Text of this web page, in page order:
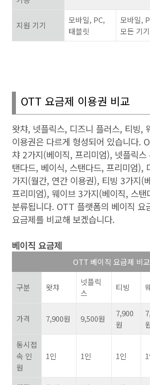
지원 기기
모바일, PC,
태블릿
모바일,
모든 기기
OTT 요금제 이용권 비교
왓챠, 넷플릭스, 디즈니 플러스, 티빙,
이용권은 다르게 형성되어 있습니다.
챠 2가지(베이직, 프리미엄), 넷플릭스
탠다드, 베이식, 스탠다드, 프리미엄),
가지(월간, 연간 이용권), 티빙 3가지(
프리미엄), 웨이브 3가지(베이직, 스
분류됩니다. OTT 플랫폼의 베이직 요
요금제를 비교해 보겠습니다.
베이직 요금제
OTT 베이직 요금제 비교
구분 왓챠
넷플릭
스
티빙
가격 7,900원 9,500원
7,900
원
동시접
속 인
원
1인 1인 1인